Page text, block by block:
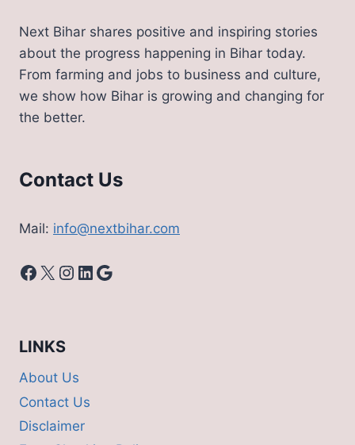
INSTAGRAM
से
सेलेब्रिटी,
जानिए
Next Bihar shares positive and inspiring stories
about the progress happening in Bihar today.
From farming and jobs to business and culture,
we show how Bihar is growing and changing for
the better.
Contact Us
Mail: info@nextbihar.com
Facebook
X Instagram
LinkedIn
Google
LINKS
About Us
Contact Us
Disclaimer